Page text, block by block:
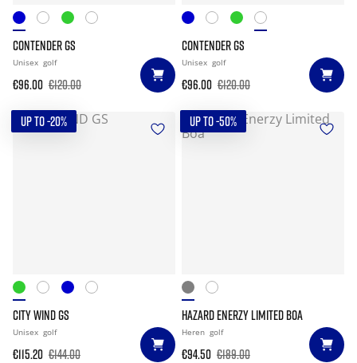
CONTENDER GS
Unisex golf
€96.00 €120.00
CONTENDER GS
Unisex golf
€96.00 €120.00
UP TO -20%
CITY WIND GS
Unisex golf
€115.20 €144.00
UP TO -50%
HAZARD ENERZY LIMITED BOA
Heren golf
€94.50 €189.00